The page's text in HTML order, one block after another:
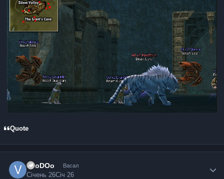
Quote
VooDOo Васал
Січень 26Січ 26